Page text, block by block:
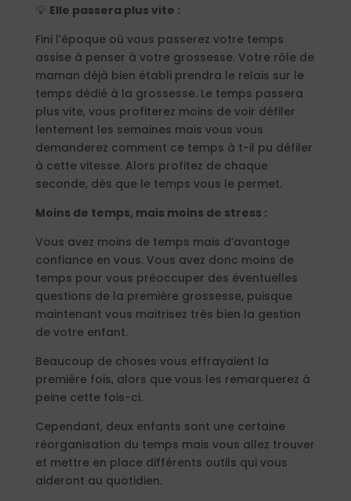
💡 Elle passera plus vite :
Fini l’époque où vous passerez votre temps
assise à penser à votre grossesse. Votre rôle de
maman déjà bien établi prendra le relais sur le
temps dédié à la grossesse. Le temps passera
plus vite, vous profiterez moins de voir défiler
lentement les semaines mais vous vous
demanderez comment ce temps à t-il pu défiler
à cette vitesse. Alors profitez de chaque
seconde, dès que le temps vous le permet.
Moins de temps, mais moins de stress :
Vous avez moins de temps mais d’avantage
confiance en vous. Vous avez donc moins de
temps pour vous préoccuper des éventuelles
questions de la première grossesse, puisque
maintenant vous maitrisez très bien la gestion
de votre enfant.
Beaucoup de choses vous effrayaient la
première fois, alors que vous les remarquerez à
peine cette fois-ci.
Cependant, deux enfants sont une certaine
réorganisation du temps mais vous allez trouver
et mettre en place différents outils qui vous
aideront au quotidien.